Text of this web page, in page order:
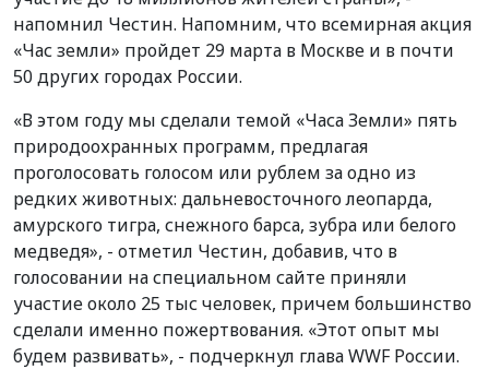
напомнил Честин. Напомним, что всемирная акция
«Час земли» пройдет 29 марта в Москве и в почти
50 других городах России.
«В этом году мы сделали темой «Часа Земли» пять
природоохранных программ, предлагая
проголосовать голосом или рублем за одно из
редких животных: дальневосточного леопарда,
амурского тигра, снежного барса, зубра или белого
медведя», - отметил Честин, добавив, что в
голосовании на специальном сайте приняли
участие около 25 тыс человек, причем большинство
сделали именно пожертвования. «Этот опыт мы
будем развивать», - подчеркнул глава WWF России.